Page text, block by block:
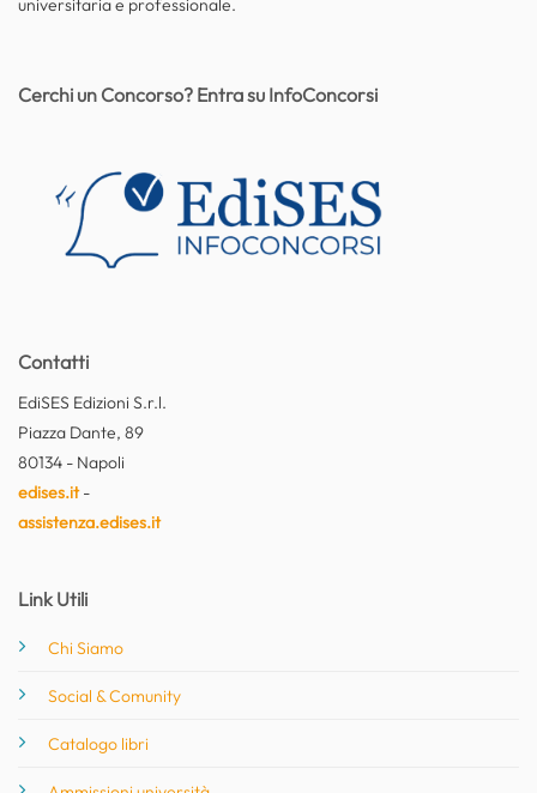
universitaria e professionale.
Contatti
EdiSES Edizioni S.r.l.
Piazza Dante, 89
80134 - Napoli
edises.it-
assistenza.edises.it
Link Utili
Chi Siamo
Social & Comunity
Catalogo libri
Cerchi un Concorso? Entra su InfoConcorsi